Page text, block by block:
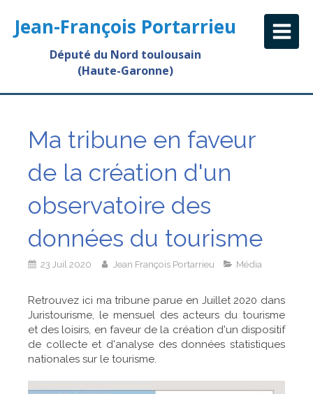
Jean-François Portarrieu
Député du Nord toulousain
(Haute-Garonne)
Ma tribune en faveur
de la création d'un
observatoire des
données du tourisme
23 Juil 2020 Jean François Portarrieu Média
Retrouvez ici ma tribune parue en Juillet 2020 dans
Juristourisme, le mensuel des acteurs du tourisme
et des loisirs, en faveur de la création d'un dispositif
de collecte et d'analyse des données statistiques
nationales sur le tourisme.